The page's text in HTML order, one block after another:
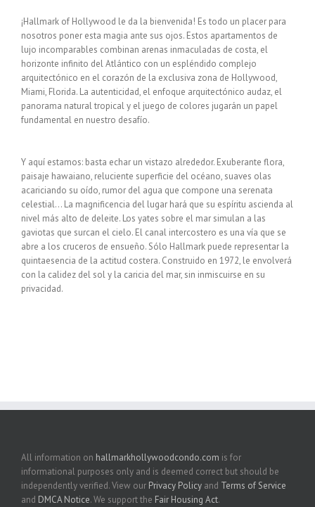
¡Hallmark of Hollywood le da la bienvenida! Es todo un placer para
nosotros poner esta magia ante sus ojos. Estos apartamentos de
lujo incomparables combinan arenas inmaculadas de costa, el
horizonte infinito del Atlántico con un espléndido complejo
arquitectónico en el corazón de la exclusiva zona de Hollywood,
Miami, Florida. La autenticidad, el enfoque arquitectónico audaz, el
panorama natural tropical y el juego de colores jugarán un papel
fundamental en nuestro desafío.
Y aquí estamos: basta echar un vistazo alrededor. Exuberante flora,
paisaje hawaiano, reluciente superficie del océano, suaves olas
acariciando su oído, rumor del agua que compone una serenata
celestial… La magnificencia del lugar hará que su espíritu ascienda al
nivel más alto de deleite. Los yates sobre el mar simulan a las
gaviotas que surcan el cielo. El canal intercostero es una vía que se
abre a los cruceros de ensueño. Sólo Hallmark puede representar la
quintaesencia de la actitud costera. Construido en 1972, le envolverá
con la calidez del sol y la caricia del mar, sin inmiscuirse en su
privacidad.
All information on hallmarkhollywoodcondo.com is for
informational purposes only and is deemed correct but should be
independently verified. View our Privacy Policy and Terms of Service
and DMCA Notice. We support the Fair Housing Act.